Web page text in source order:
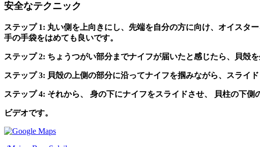
安全なテクニック
ステップ 1: 丸い側を上向きにし、先端を自分の方に向け、オイスタ
手の手袋をはめても良いです。
ステップ 2: ちょうつがい部分までナイフが届いたと感じたら、貝殻
ステップ 3: 貝殻の上側の部分に沿ってナイフを掴みながら、スライ
ステップ 4: それから、 身の下にナイフをスライドさせ、 貝柱の下側
ビデオです。